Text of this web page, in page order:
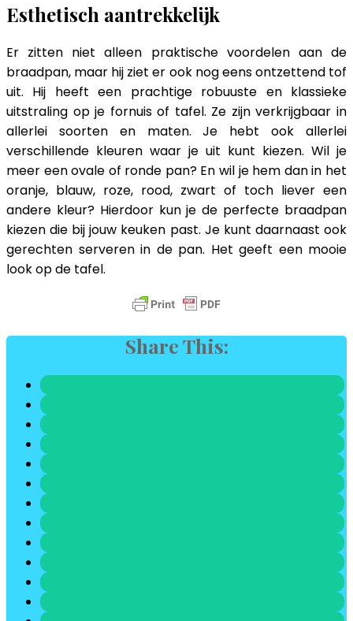
Esthetisch aantrekkelijk
Er zitten niet alleen praktische voordelen aan de
braadpan, maar hij ziet er ook nog eens ontzettend tof
uit. Hij heeft een prachtige robuuste en klassieke
uitstraling op je fornuis of tafel. Ze zijn verkrijgbaar in
allerlei soorten en maten. Je hebt ook allerlei
verschillende kleuren waar je uit kunt kiezen. Wil je
meer een ovale of ronde pan? En wil je hem dan in het
oranje, blauw, roze, rood, zwart of toch liever een
andere kleur? Hierdoor kun je de perfecte braadpan
kiezen die bij jouw keuken past. Je kunt daarnaast ook
gerechten serveren in de pan. Het geeft een mooie
look op de tafel.
Share This: